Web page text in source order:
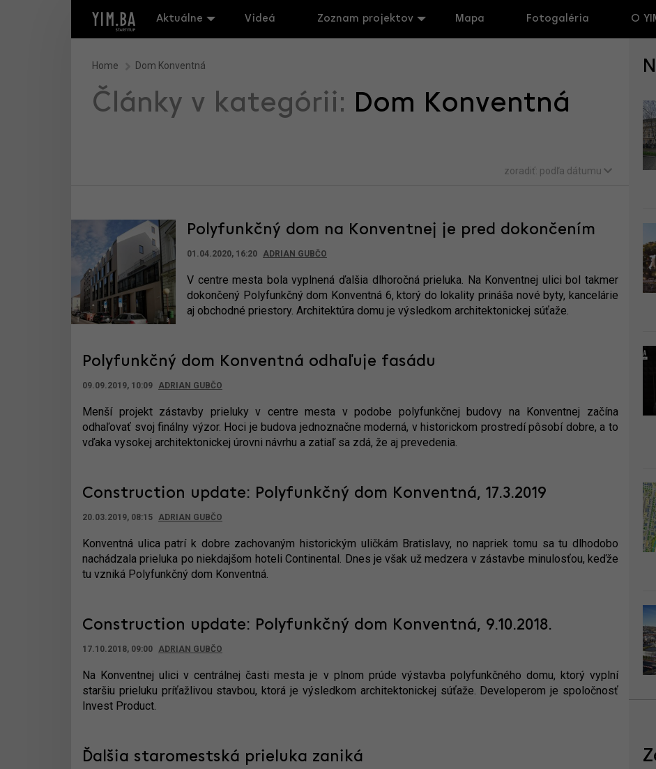
Aktuálne Videá Zoznam projektov Mapa Fotogaléria O
Home Dom Konventná
Články v kategórii: Dom Konventná
zoradiť: podľa dátumu
Polyfunkčný dom na Konventnej je pred dokončením
01.04.2020, 16:20 ADRIAN GUBČO
V centre mesta bola vyplnená ďalšia dlhoročná prieluka. Na Konventnej ulici bol takmer
dokončený Polyfunkčný dom Konventná 6, ktorý do lokality prináša nové byty, kancelárie
aj obchodné priestory. Architektúra domu je výsledkom architektonickej súťaže.
Polyfunkčný dom Konventná odhaľuje fasádu
09.09.2019, 10:09 ADRIAN GUBČO
Menší projekt zástavby prieluky v centre mesta v podobe polyfunkčnej budovy na Konventnej začína
odhaľovať svoj finálny výzor. Hoci je budova jednoznačne moderná, v historickom prostredí pôsobí dobre, a to
vďaka vysokej architektonickej úrovni návrhu a zatiaľ sa zdá, že aj prevedenia.
Construction update: Polyfunkčný dom Konventná, 17.3.2019
20.03.2019, 08:15 ADRIAN GUBČO
Konventná ulica patrí k dobre zachovaným historickým uličkám Bratislavy, no napriek tomu sa tu dlhodobo
nachádzala prieluka po niekdajšom hoteli Continental. Dnes je však už medzera v zástavbe minulosťou, keďže
tu vzniká Polyfunkčný dom Konventná.
Construction update: Polyfunkčný dom Konventná, 9.10.2018.
17.10.2018, 09:00 ADRIAN GUBČO
Na Konventnej ulici v centrálnej časti mesta je v plnom prúde výstavba polyfunkčného domu, ktorý vyplní
staršiu prieluku príťažlivou stavbou, ktorá je výsledkom architektonickej súťaže. Developerom je spoločnosť
Invest Product.
Ďalšia staromestská prieluka zaniká